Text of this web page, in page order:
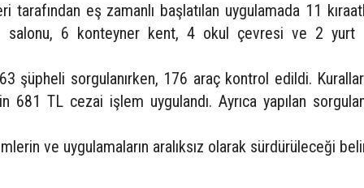
eş zamanlı başlatılan uygulamada 11
salonu, ⁠6 konteyner kent, ⁠4 okul çevresi ve ⁠2 yurt
şüpheli sorgulanırken, 176 araç kontrol edildi.
681 TL cezai işlem uygulandı. Ayrıca yapılan
ve uygulamaların aralıksız olarak sürdürüleceği